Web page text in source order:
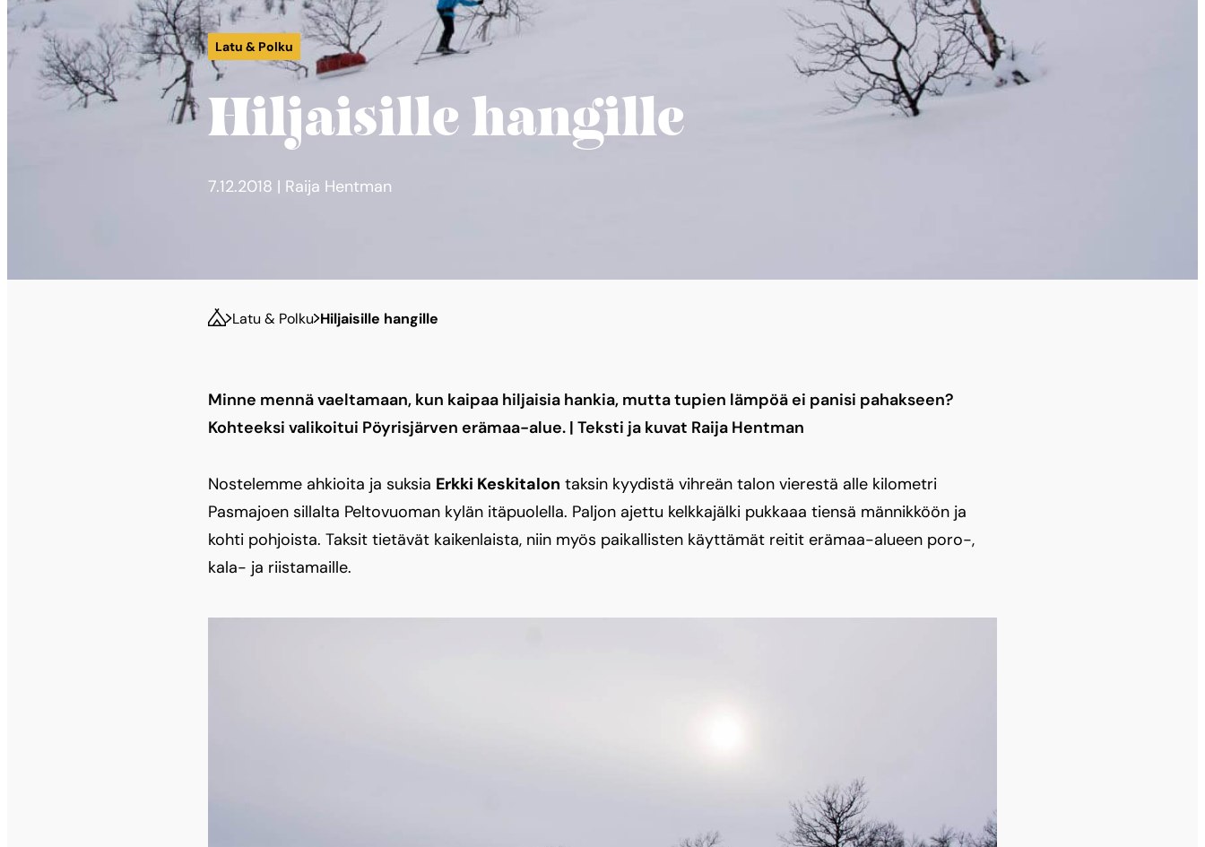
Latu & Polku
Hiljaisille hangille
7.12.2018 | Raija Hentman
Latu & Polku Hiljaisille hangille
Minne mennä vaeltamaan, kun kaipaa hiljaisia hankia, mutta tupien lämpöä ei panisi pahakseen?
Kohteeksi valikoitui Pöyrisjärven erämaa-alue. | Teksti ja kuvat Raija Hentman
Nostelemme ahkioita ja suksia ­ Erkki Keskitalon taksin kyydistä vihreän talon vierestä alle kilometri
Pasmajoen sillalta Peltovuoman kylän itäpuolella. Paljon ajettu kelkkajälki pukkaaa tiensä männikköön ja
kohti pohjoista. Taksit tietävät kaikenlaista, niin myös paikallisten käyttämät reitit erämaa-alueen poro-,
kala- ja riistamaille.